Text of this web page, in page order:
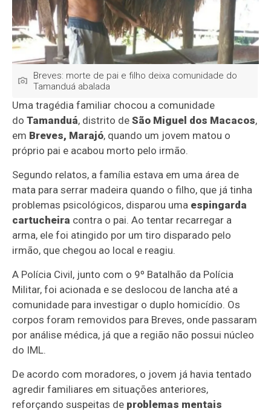
Breves: morte de pai e filho deixa comunidade do
Tamanduá abalada
Uma tragédia familiar chocou a comunidade
doTamanduá, distrito deSão Miguel dos Macacos,
em Breves, Marajó, quando um jovem matou o
próprio pai e acabou morto pelo irmão.
Segundo relatos, a família estava em uma área de
mata para serrar madeira quando o filho, que já tinha
problemas psicológicos, disparou uma espingarda
cartucheira contra o pai. Ao tentar recarregar a
arma, ele foi atingido por um tiro disparado pelo
irmão, que chegou ao local e reagiu.
A Polícia Civil, junto com o 9º Batalhão da Polícia
Militar, foi acionada e se deslocou de lancha até a
comunidade para investigar o duplo homicídio. Os
corpos foram removidos para Breves, onde passaram
por análise médica, já que a região não possui núcleo
do IML.
De acordo com moradores, o jovem já havia tentado
agredir familiares em situações anteriores,
reforçando suspeitas de problemas mentais